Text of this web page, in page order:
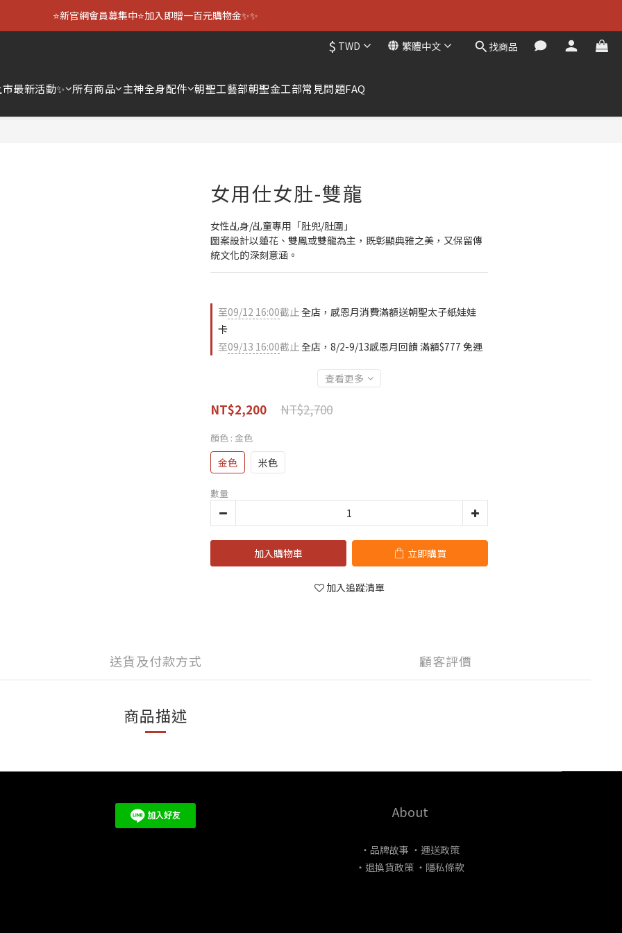
⭐新官網會員募集中⭐加入即贈一百元購物金✨✨
$ TWD 繁體中文 找商品
最新活動✨ 所有商品 主神全身配件 朝聖工藝部朝聖金工部常見問題FAQ
女用仕女肚-雙龍
女性乩身/乩童專用「肚兜/肚圍」
圖案設計以蓮花、雙鳳或雙龍為主，既彰顯典雅之美，又保留傳
統文化的深刻意涵。
至09/12 16:00截止全店，感恩月消費滿額送朝聖太子紙娃娃
卡
至09/13 16:00截止全店，8/2-9/13感恩月回饋 滿額$777 免運
查看更多
NT$2,700
NT$2,200
顏色 : 金色
金色 米色
數量
加入購物車 立即購買
加入追蹤清單
送貨及付款方式 顧客評價
商品描述
About
・品牌故事 ・運送政策
・退換貨政策 ・隱私條款